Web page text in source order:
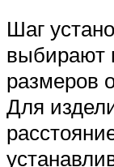
Шаг
выбирают
размеров
Для